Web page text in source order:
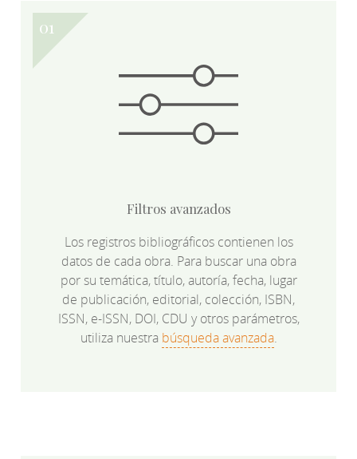
Filtros avanzados
Los registros bibliográficos contienen los
datos de cada obra. Para buscar una obra
por su temática, título, autoría, fecha, lugar
de publicación, editorial, colección, ISBN,
ISSN, e-ISSN, DOI, CDU y otros parámetros,
utiliza nuestra búsqueda avanzada.